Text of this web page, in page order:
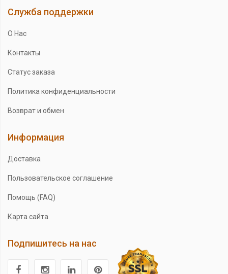
Служба поддержки
О Нас
Контакты
Статус заказа
Политика конфиденциальности
Возврат и обмен
Информация
Доставка
Пользовательское соглашение
Помощь (FAQ)
Карта сайта
Подпишитесь на нас